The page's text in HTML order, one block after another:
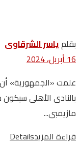
بقلمياسر الشرقاوى
16 أبريل، 2024
علمت «الجمهورية»
بالنادى الأهلى
مازيمبى...
قراءة المزيدDetails